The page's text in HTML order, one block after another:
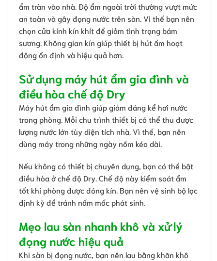
ẩm tràn vào nhà. Độ ẩm ngoài trời thường vượt mức
an toàn và gây đọng nước trên sàn. Vì thế bạn nên
chọn cửa kính kín khít để giảm tình trạng bám
sương. Không gian kín giúp thiết bị hút ẩm hoạt
động ổn định và hiệu quả hơn.
Sử dụng máy hút ẩm gia đình và
điều hòa chế độ Dry
Máy hút ẩm gia đình giúp giảm đáng kể hơi nước
trong phòng. Mỗi chu trình thiết bị có thể thu được
lượng nước lớn tùy diện tích nhà. Vì thế, bạn nên
dùng máy trong những ngày nồm kéo dài.
Nếu không có thiết bị chuyên dụng, bạn có thể bật
điều hòa ở chế độ Dry. Chế độ này kiểm soát ẩm
tốt khi phòng được đóng kín. Bạn nên vệ sinh bộ lọc
định kỳ để tránh nấm mốc phát sinh.
Mẹo lau sàn nhanh khô và xử lý
đọng nước hiệu quả
Khi sàn bị đọng nước, bạn nên lau bằng khăn khô